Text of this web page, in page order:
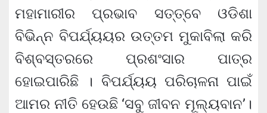
ମହାମାରୀର ପ୍ରଭାବ ସତ୍ତ୍ବେ ଓଡିଶା
ବିଭିନ୍ନ ବିପର୍ଯ୍ୟୟର ଉତ୍ତମ ମୁକାବିଲା କରି
ବିଶ୍ବସ୍ତରରେ ପ୍ରଶଂସାର ପାତ୍ର
ହୋଇପାରିଛି । ବିପର୍ଯ୍ୟୟ ପରିଚାଳନା ପାଇଁ
ଆମର ନୀତି ହେଉଛି ‘ସବୁ ଜୀବନ ମୂଲ୍ୟବାନ’।